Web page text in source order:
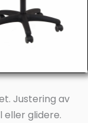
Justering av
eller glidere.